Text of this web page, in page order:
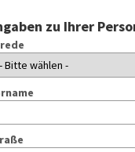
zu Ihrer